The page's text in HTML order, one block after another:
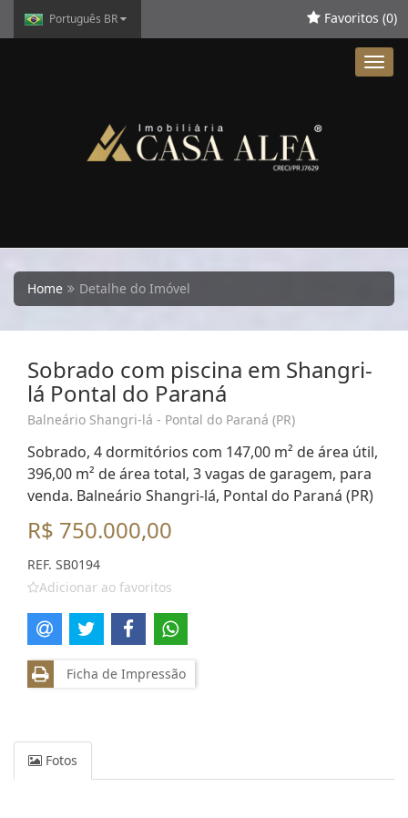
Português BR Favoritos (0)
Home Detalhe do Imóvel
Sobrado com piscina em Shangri-
lá Pontal do Paraná
Balneário Shangri-lá - Pontal do Paraná (PR)
Sobrado, 4 dormitórios com 147,00 m² de área útil,
396,00 m² de área total, 3 vagas de garagem, para
venda. Balneário Shangri-lá, Pontal do Paraná (PR)
R$ 750.000,00
REF. SB0194
Adicionar ao favoritos
Ficha de Impressão
Fotos